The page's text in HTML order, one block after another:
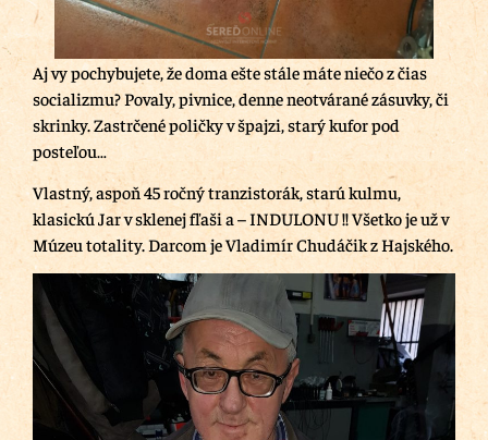
Aj vy pochybujete, že doma ešte stále máte niečo z čias
socializmu? Povaly, pivnice, denne neotvárané zásuvky, či
skrinky. Zastrčené poličky v špajzi, starý kufor pod
posteľou…
Vlastný, aspoň 45 ročný tranzistorák, starú kulmu,
klasickú Jar v sklenej fľaši a – INDULONU !! Všetko je už v
Múzeu totality. Darcom je Vladimír Chudáčik z Hajského.